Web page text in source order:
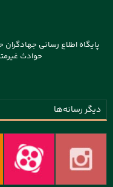
پایگاه اطلاع رسانی
حوادث
دیگر رسانه‌ها